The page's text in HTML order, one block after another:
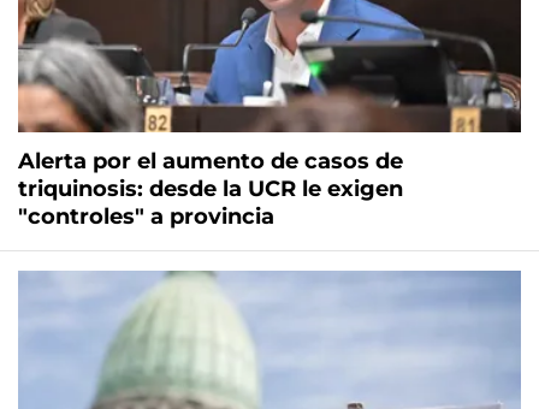
Alerta por el aumento de casos de
triquinosis: desde la UCR le exigen
"controles" a provincia